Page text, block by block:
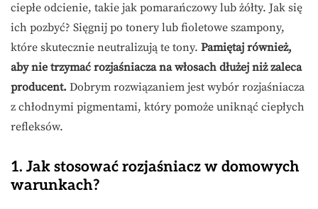
ciepłe odcienie, takie jak pomarańczowy lub żółty. Jak się
ich pozbyć? Sięgnij po tonery lub fioletowe szampony,
które skutecznie neutralizują te tony. Pamiętaj również,
aby nie trzymać rozjaśniacza na włosach dłużej niż zaleca
producent. Dobrym rozwiązaniem jest wybór rozjaśniacza
z chłodnymi pigmentami, który pomoże uniknąć ciepłych
refleksów.
1. Jak stosować rozjaśniacz w domowych
warunkach?